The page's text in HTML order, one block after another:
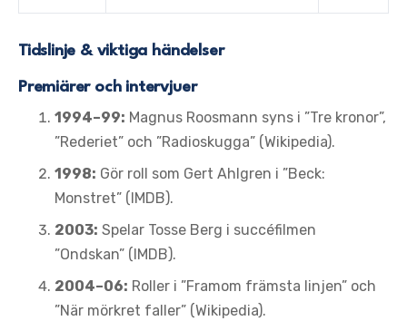
Tidslinje & viktiga händelser
Premiärer och intervjuer
1994–99: Magnus Roosmann syns i ”Tre kronor”,
”Rederiet” och ”Radioskugga” (Wikipedia).
1998: Gör roll som Gert Ahlgren i ”Beck:
Monstret” (IMDB).
2003: Spelar Tosse Berg i succéfilmen
”Ondskan” (IMDB).
2004–06: Roller i ”Framom främsta linjen” och
”När mörkret faller” (Wikipedia).